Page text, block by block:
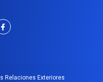
Relaciones Exteriores